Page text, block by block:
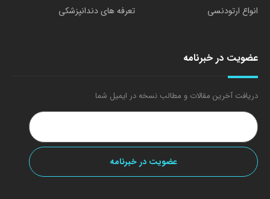
انواع ارتودنسی
تعرفه های دندانپزشکی
عضویت در خبرنامه
دریافت آخرین مقالات و مطالب نسخه در ایمیل شما